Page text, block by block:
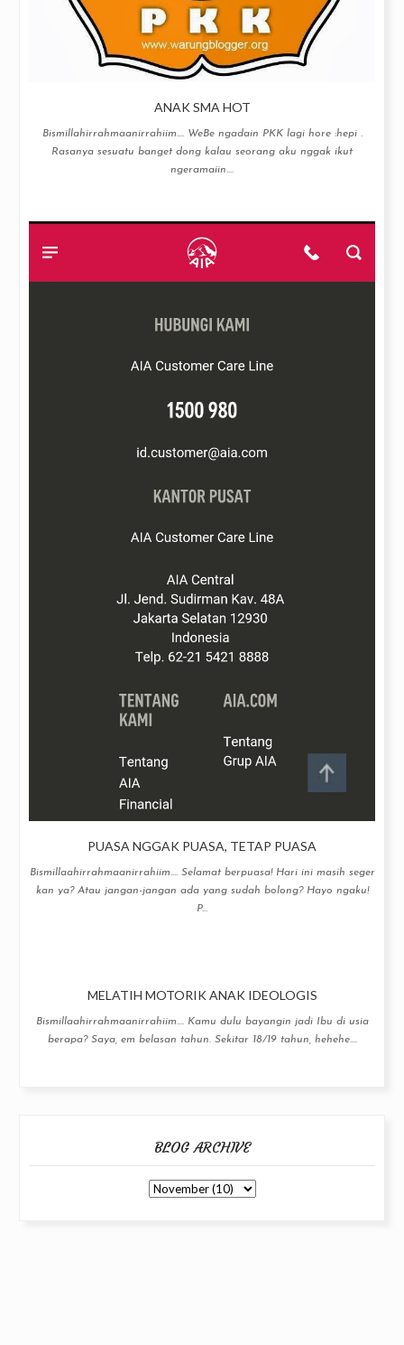
ANAK SMA HOT
Bismillahirrahmaanirrahiim…. WeBe ngadain PKK lagi hore :hepi .
Rasanya sesuatu banget dong kalau seorang aku nggak ikut
ngeramaiin....
PUASA NGGAK PUASA, TETAP PUASA
Bismillaahirrahmaanirrahiim.... Selamat berpuasa! Hari ini masih seger
kan ya? Atau jangan-jangan ada yang sudah bolong? Hayo ngaku!
P...
MELATIH MOTORIK ANAK IDEOLOGIS
Bismillaahirrahmaanirrahiim.... Kamu dulu bayangin jadi Ibu di usia
berapa? Saya, em belasan tahun. Sekitar 18/19 tahun, hehehe....
BLOG ARCHIVE